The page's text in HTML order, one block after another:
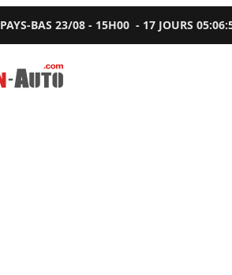
BAS 23/08 - 15H00 - 17 JOURS05:06: